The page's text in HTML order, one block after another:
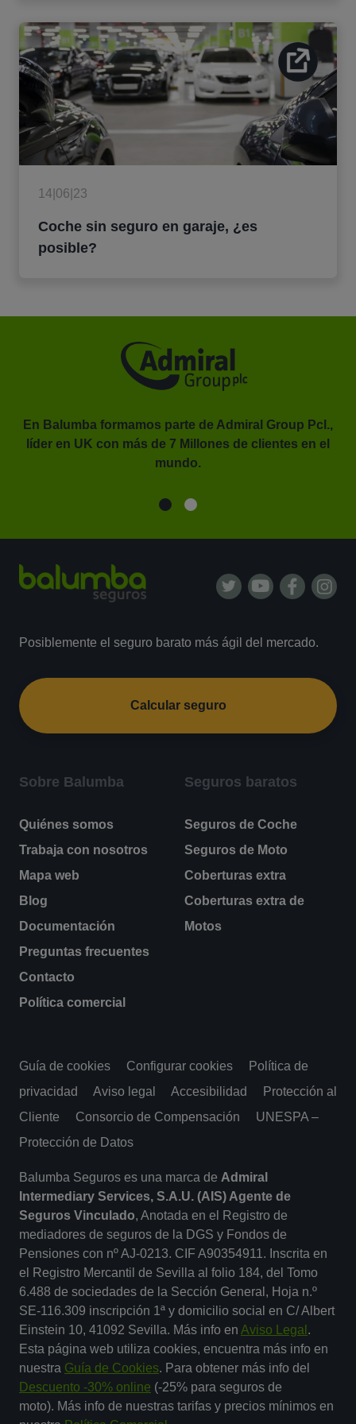
14|06|23
Coche sin seguro en garaje, ¿es
posible?
En Balumba formamos parte de Admiral Group Pcl.,
líder en UK con más de 7 Millones de clientes en el
mundo.
Posiblemente el seguro barato más ágil del mercado.
Calcular seguro
Sobre Balumba
Quiénes somos
Trabaja con nosotros
Mapa web
Blog
Documentación
Preguntas frecuentes
Contacto
Política comercial
Seguros baratos
Seguros de Coche
Seguros de Moto
Coberturas extra
Coberturas extra de
Motos
Guía de cookies Configurar cookies
Política de
privacidad
Aviso legal Accesibilidad
Protección al
Cliente
Consorcio de Compensación
UNESPA –
Protección de Datos
Balumba Seguros es una marca de Admiral
Intermediary Services, S.A.U. (AIS) Agente de
Seguros Vinculado, Anotada en el Registro de
mediadores de seguros de la DGS y Fondos de
Pensiones con nº AJ-0213. CIF A90354911. Inscrita en
el Registro Mercantil de Sevilla al folio 184, del Tomo
6.488 de sociedades de la Sección General, Hoja n.º
SE-116.309 inscripción 1ª y domicilio social en C/ Albert
Einstein 10, 41092 Sevilla. Más info en Aviso Legal .
Esta página web utiliza cookies, encuentra más info en
nuestra Guía de Cookies. Para obtener más info del
Descuento -30% online (-25% para seguros de
moto). Más info de nuestras tarifas y precios mínimos en